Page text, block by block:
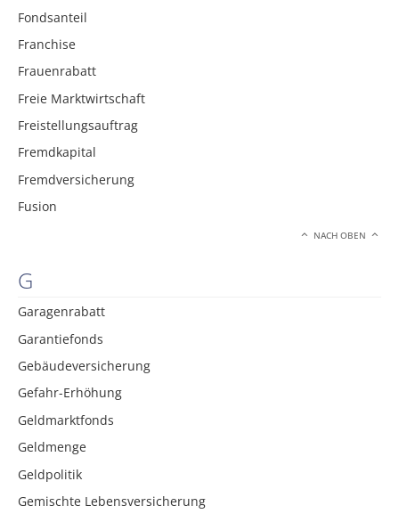
Fondsanteil
Franchise
Frauenrabatt
Freie Marktwirtschaft
Freistellungsauftrag
Fremdkapital
Fremdversicherung
Fusion
NACH OBEN
G
Garagenrabatt
Garantiefonds
Gebäudeversicherung
Gefahr-Erhöhung
Geldmarktfonds
Geldmenge
Geldpolitik
Gemischte Lebensversicherung